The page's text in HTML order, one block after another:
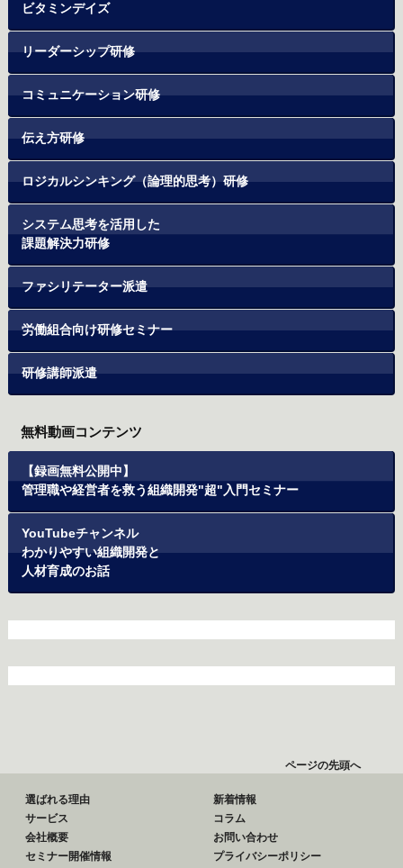
ビタミンデイズ
リーダーシップ研修
コミュニケーション研修
伝え方研修
ロジカルシンキング（論理的思考）研修
システム思考を活用した
課題解決力研修
ファシリテーター派遣
労働組合向け研修セミナー
研修講師派遣
無料動画コンテンツ
【録画無料公開中】
管理職や経営者を救う組織開発"超"入門セミナー
YouTubeチャンネル
わかりやすい組織開発と
人材育成のお話
ページの先頭へ
選ばれる理由
サービス
会社概要
セミナー開催情報
新着情報
コラム
お問い合わせ
プライバシーポリシー